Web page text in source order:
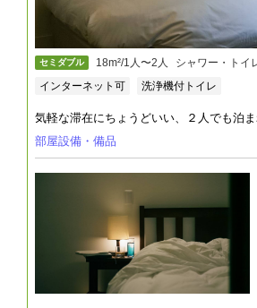
セミダブル 18m²/1人〜2人 シャワー・トイ
インターネット可
洗浄機付トイレ
気軽な滞在にちょうどいい、２人でも泊
部屋設備・備品